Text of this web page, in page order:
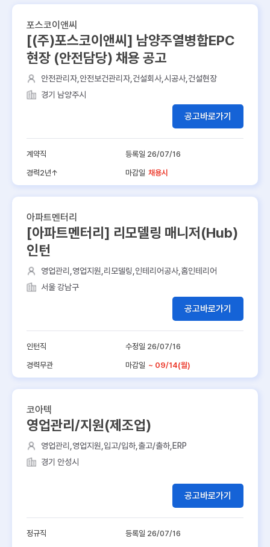
포스코이앤씨
[(주)포스코이앤씨] 남양주열병합EPC
현장 (안전담당) 채용 공고
안전관리자,안전보건관리자,건설회사,시공사,건설현장
경기 남양주시
공고바로가기
계약직 등록일 26/07/16
경력2년↑ 마감일 채용시
아파트멘터리
[아파트멘터리] 리모델링 매니저(Hub)
인턴
영업관리,영업지원,리모델링,인테리어공사,홈인테리어
서울 강남구
공고바로가기
인턴직 수정일 26/07/16
경력무관 마감일 ~ 09/14(월)
코아텍
영업관리/지원(제조업)
영업관리,영업지원,입고/입하,출고/출하,ERP
경기 안성시
공고바로가기
정규직 등록일 26/07/16